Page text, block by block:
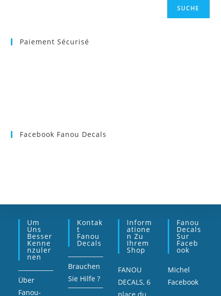
SUCHE
Paiement Sécurisé
Facebook Fanou Decals
Um
Uns
Besser
Kenne
Nzuler
Nen
Über
Fanou-
Kontak
T
Fanou
Decals
Brauchen
Sie Hilfe ?
Inform
Atione
N Zu
Ihrem
Shop
FANOU
DECALS, 6
Fanou
Decals
Sur
Faceb
Ook
Michel
Facebook